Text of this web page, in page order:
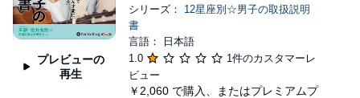
プレビューの
再生
シリーズ： 12星座別☆男子の取扱説明
書
言語： 日本語
1.0
1件のカスタマーレ
ビュー
￥2,060 で購入、またはプレミアムプ